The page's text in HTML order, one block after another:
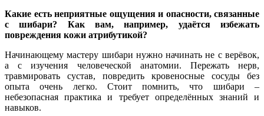
Какие есть неприятные ощущения и опасности, связанные
с шибари? Как вам, например, удаётся избежать
повреждения кожи атрибутикой?
Начинающему мастеру шибари нужно начинать не с верёвок,
а с изучения человеческой анатомии. Пережать нерв,
травмировать сустав, повредить кровеносные сосуды без
опыта очень легко. Стоит помнить, что шибари –
небезопасная практика и требует определённых знаний и
навыков.